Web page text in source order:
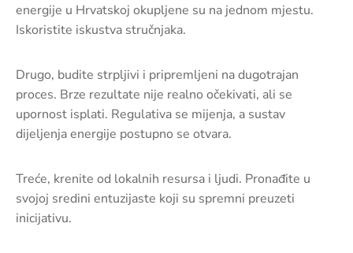
energije u Hrvatskoj okupljene su na jednom mjestu.
Iskoristite iskustva stručnjaka.
Drugo, budite strpljivi i pripremljeni na dugotrajan
proces. Brze rezultate nije realno očekivati, ali se
upornost isplati. Regulativa se mijenja, a sustav
dijeljenja energije postupno se otvara.
Treće, krenite od lokalnih resursa i ljudi. Pronađite u
svojoj sredini entuzijaste koji su spremni preuzeti
inicijativu.